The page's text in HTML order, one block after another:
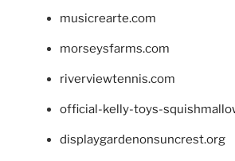
musicrearte.com
morseysfarms.com
riverviewtennis.com
official-kelly-toys-
displaygardenonsuncrest.org